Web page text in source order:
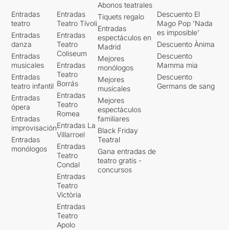
Entradas
teatro
Entradas
danza
Entradas
musicales
Entradas
teatro infantil
Entradas
ópera
Entradas
improvisación
Entradas
monólogos
Entradas
Teatro Tívoli
Entradas
Teatro
Coliseum
Entradas
Teatro
Borrás
Entradas
Teatro
Romea
Entradas La
Villarroel
Entradas
Teatro
Condal
Entradas
Teatro
Victòria
Entradas
Teatro
Apolo
Abonos teatrales
Tiquets regalo
Entradas
espectáculos en
Madrid
Mejores
monólogos
Mejores
musicales
Mejores
espectáculos
familiares
Black Friday
Teatral
Gana entradas de
teatro gratis -
concursos
Descuento El
Mago Pop 'Nada
es imposible'
Descuento Ànima
Descuento
Mamma mia
Descuento
Germans de sang